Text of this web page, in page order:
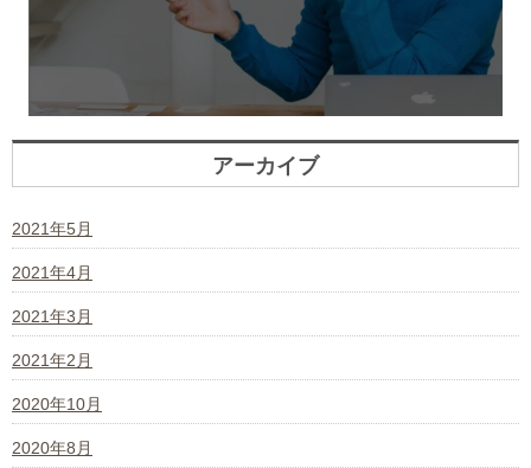
アーカイブ
2021年5月
2021年4月
2021年3月
2021年2月
2020年10月
2020年8月